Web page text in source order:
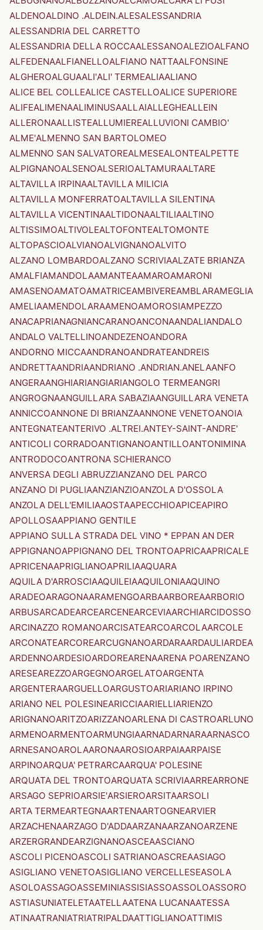
ALDENOALDINO .ALDEIN.ALESALESSANDRIA
ALESSANDRIA DEL CARRETTO
ALESSANDRIA DELLA ROCCAALESSANOALEZIOALFANO
ALFEDENAALFIANELLOALFIANO NATTAALFONSINE
ALGHEROALGUAALI'ALI' TERMEALIAALIANO
ALICE BEL COLLEALICE CASTELLOALICE SUPERIORE
ALIFEALIMENAALIMINUSAALLAIALLEGHEALLEIN
ALLERONAALLISTEALLUMIEREALLUVIONI CAMBIO'
ALME'ALMENNO SAN BARTOLOMEO
ALMENNO SAN SALVATOREALMESEALONTEALPETTE
ALPIGNANOALSENOALSERIOALTAMURAALTARE
ALTAVILLA IRPINAALTAVILLA MILICIA
ALTAVILLA MONFERRATOALTAVILLA SILENTINA
ALTAVILLA VICENTINAALTIDONAALTILIAALTINO
ALTISSIMOALTIVOLEALTOFONTEALTOMONTE
ALTOPASCIOALVIANOALVIGNANOALVITO
ALZANO LOMBARDOALZANO SCRIVIAALZATE BRIANZA
AMALFIAMANDOLAAMANTEAAMAROAMARONI
AMASENOAMATOAMATRICEAMBIVEREAMBLARAMEGLIA
AMELIAAMENDOLARAAMENOAMOROSIAMPEZZO
ANACAPRIANAGNIANCARANOANCONAANDALIANDALO
ANDALO VALTELLINOANDEZENOANDORA
ANDORNO MICCAANDRANOANDRATEANDREIS
ANDRETTAANDRIAANDRIANO .ANDRIAN.ANELAANFO
ANGERAANGHIARIANGIARIANGOLO TERMEANGRI
ANGROGNAANGUILLARA SABAZIAANGUILLARA VENETA
ANNICCOANNONE DI BRIANZAANNONE VENETOANOIA
ANTEGNATEANTERIVO .ALTREI.ANTEY-SAINT-ANDRE'
ANTICOLI CORRADOANTIGNANOANTILLOANTONIMINA
ANTRODOCOANTRONA SCHIERANCO
ANVERSA DEGLI ABRUZZIANZANO DEL PARCO
ANZANO DI PUGLIAANZIANZIOANZOLA D'OSSOLA
ANZOLA DELL'EMILIAAOSTAAPECCHIOAPICEAPIRO
APOLLOSAAPPIANO GENTILE
APPIANO SULLA STRADA DEL VINO * EPPAN AN DER
APPIGNANOAPPIGNANO DEL TRONTOAPRICAAPRICALE
APRICENAAPRIGLIANOAPRILIAAQUARA
AQUILA D'ARROSCIAAQUILEIAAQUILONIAAQUINO
ARADEOARAGONAARAMENGOARBAARBOREAARBORIO
ARBUSARCADEARCEARCENEARCEVIAARCHIARCIDOSSO
ARCINAZZO ROMANOARCISATEARCOARCOLAARCOLE
ARCONATEARCOREARCUGNANOARDARAARDAULIARDEA
ARDENNOARDESIOARDOREARENAARENA POARENZANO
ARESEAREZZOARGEGNOARGELATOARGENTA
ARGENTERAARGUELLOARGUSTOARIARIANO IRPINO
ARIANO NEL POLESINEARICCIAARIELLIARIENZO
ARIGNANOARITZOARIZZANOARLENA DI CASTROARLUNO
ARMENOARMENTOARMUNGIAARNADARNARAARNASCO
ARNESANOAROLAARONAAROSIOARPAIAARPAISE
ARPINOARQUA' PETRARCAARQUA' POLESINE
ARQUATA DEL TRONTOARQUATA SCRIVIAARREARRONE
ARSAGO SEPRIOARSIE'ARSIEROARSITAARSOLI
ARTA TERMEARTEGNAARTENAARTOGNEARVIER
ARZACHENAARZAGO D'ADDAARZANAARZANOARZENE
ARZERGRANDEARZIGNANOASCEAASCIANO
ASCOLI PICENOASCOLI SATRIANOASCREAASIAGO
ASIGLIANO VENETOASIGLIANO VERCELLESEASOLA
ASOLOASSAGOASSEMINIASSISIASSOASSOLOASSORO
ASTIASUNIATELETAATELLAATENA LUCANAATESSA
ATINAATRANIATRIATRIPALDAATTIGLIANOATTIMIS